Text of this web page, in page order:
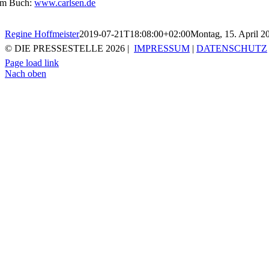
Buch:www.carlsen.de
Regine Hoffmeister2019-07-21T18:08:00+02:00Montag, 15. April
© DIE PRESSESTELLE 2026 | IMPRESSUM | DATENSCHUTZ
Page load link
Nach oben